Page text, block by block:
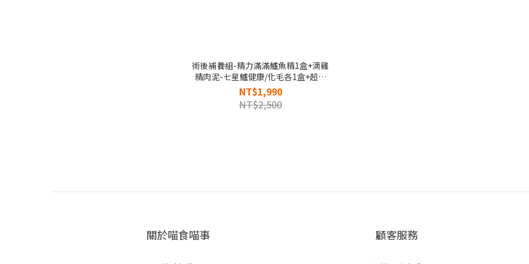
術後補養組-精力滿滿鱸魚精1盒+滴雞
精肉泥-七星鱸健康/化毛各1盒+超蓴
主食凍乾晶粉各3包
NT$1,990
NT$2,500
關於喵食喵事 顧客服務